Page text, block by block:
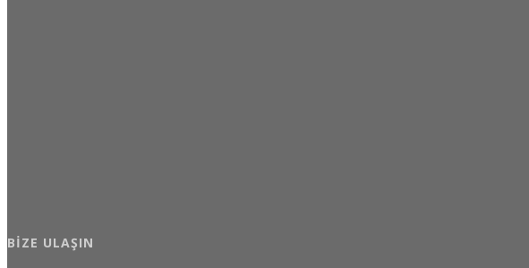
BIZE ULAŞIN